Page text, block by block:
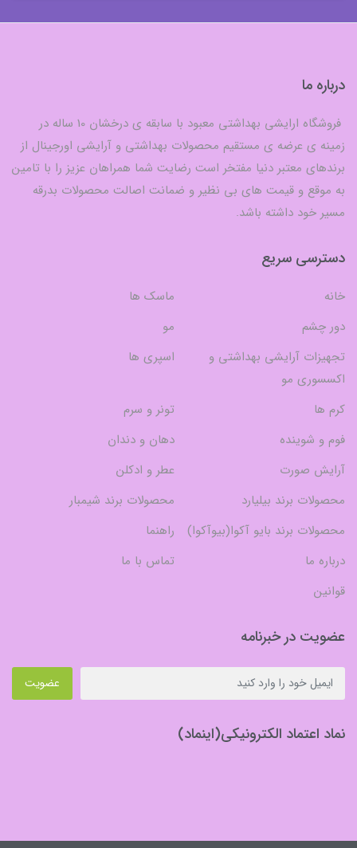
درباره ما
فروشگاه ارایشی بهداشتی معبود با سابقه ی درخشان 10 ساله در
زمینه ی عرضه ی مستقیم محصولات بهداشتی و آرایشی اورجینال از
برندهای معتبر دنیا مفتخر است رضایت شما همراهان عزیز را با تامین
به موقع و قیمت های بی نظیر و ضمانت اصالت محصولات بدرقه
مسیر خود داشته باشد.
دسترسی سریع
خانه
ماسک ها
دور چشم
مو
تجهیزات آرایشی بهداشتی و
اکسسوری مو
اسپری ها
کرم ها
تونر و سرم
فوم و شوینده
دهان و دندان
آرایش صورت
عطر و ادکلن
محصولات برند بیلیارد
محصولات برند شیمبار
محصولات برند بایو آکوا(بیوآکوا)
راهنما
درباره ما
تماس با ما
قوانین
عضویت در خبرنامه
عضویت
نماد اعتماد الکترونیکی(اینماد)